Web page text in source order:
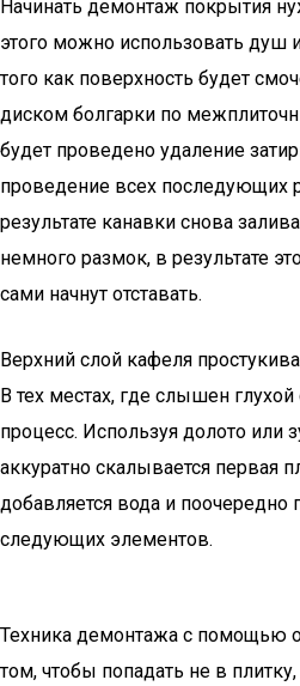
Начинать демонтаж покрытия
этого можно использовать душ
того как поверхность будет
диском болгарки по
будет проведено удаление
проведение всех последующих
результате канавки снова
немного размок, в результате
сами начнут отставать.
Верхний слой кафеля
В тех местах, где слышен глухой
процесс. Используя долото или
аккуратно скалывается первая
добавляется вода и
следующих элементов.
Техника демонтажа с помощью
том, чтобы попадать не в